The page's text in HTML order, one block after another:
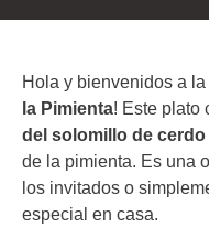
Hola y bienvenidos a
la Pimienta! Este plato
del solomillo de cerdo
de la pimienta. Es una
los invitados o
especial en casa.